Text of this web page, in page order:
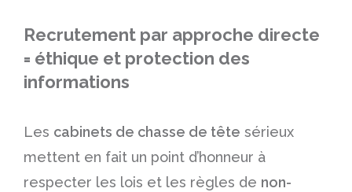
Recrutement par approche directe
= éthique et protection des
informations
Les cabinets de chasse de tête sérieux
mettent en fait un point d’honneur à
respecter les lois et les règles de non-